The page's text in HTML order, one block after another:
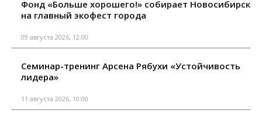
Фонд «Больше хорошего!» собирает Новосибирск
на главный экофест города
09 августа 2026, 12:00
Семинар-тренинг Арсена Рябухи «Устойчивость
лидера»
11 августа 2026, 10:00